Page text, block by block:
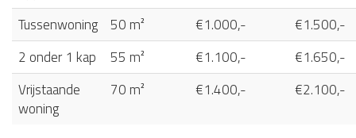
Tussenwoning
50 m² €1.000,-
€1.500,-
2 onder 1 kap
55 m² €1.100,-
€1.650,-
Vrijstaande
woning
70 m² €1.400,- €2.100,-